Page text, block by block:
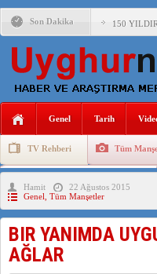
Son Dakika 150
ÇİN’İN
ÇİN’İN
İŞGALCİ
İŞGALCİ
Genel Tarih
TV Rehberi Tüm
Uygurlarda Düğün ve Cenaze
Hamit
22 Ağustos 2015
Genel Tüm Manşetler
BIR YANIMDA
AĞLAR